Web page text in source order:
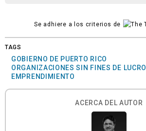
Se adhiere a los criterios de
TAGS
GOBIERNO DE PUERTO RICO
ORGANIZACIONES SIN FINES DE LUCRO
EMPRENDIMIENTO
ACERCA DEL AUTOR